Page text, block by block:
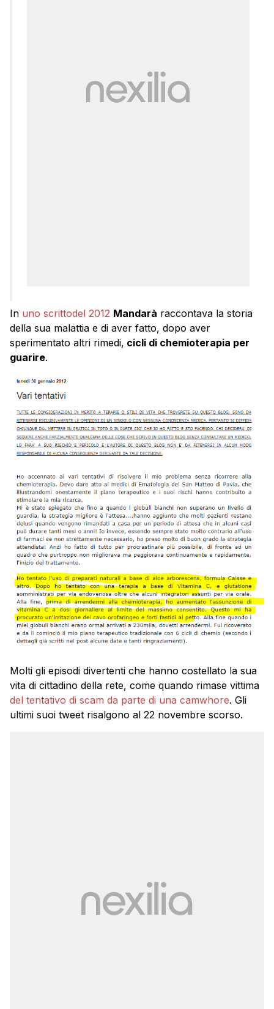
In uno scrittodel 2012 Mandarà raccontava la storia
della sua malattia e di aver fatto, dopo aver
sperimentato altri rimedi, cicli di chemioterapia per
guarire.
Molti gli episodi divertenti che hanno costellato la sua
vita di cittadino della rete, come quando rimase vittima
del tentativo di scam da parte di una camwhore. Gli
ultimi suoi tweet risalgono al 22 novembre scorso.